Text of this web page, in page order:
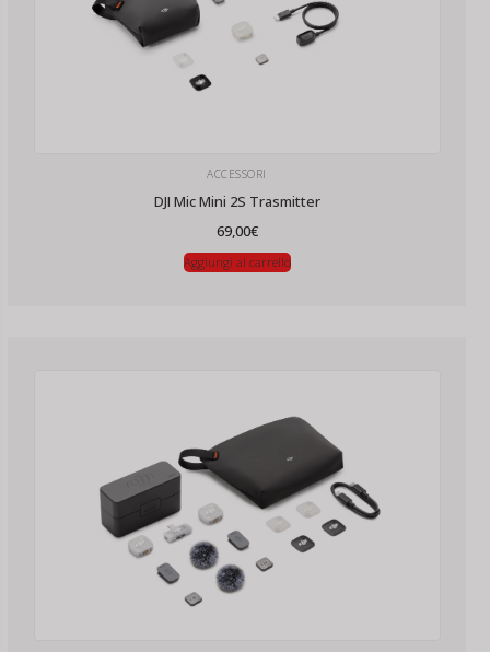
ACCESSORI
DJI Mic Mini 2S Trasmitter
69,00€
Aggiungi al carrello